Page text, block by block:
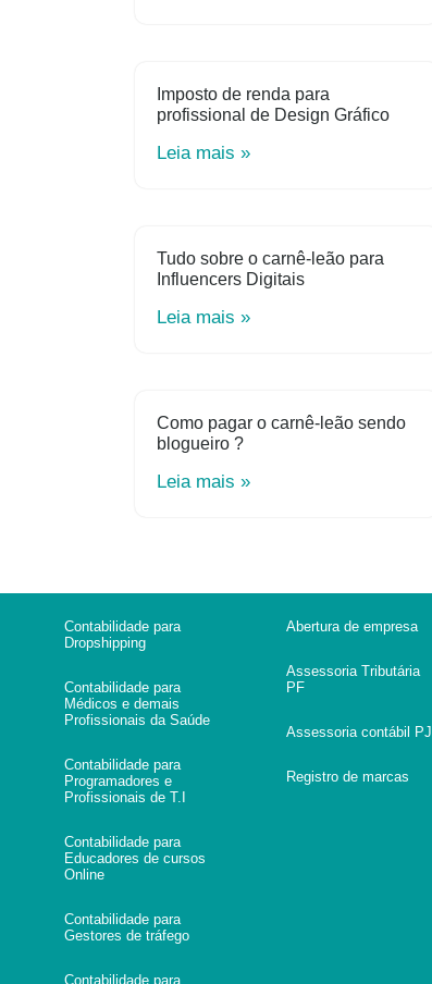
Imposto de renda para
profissional de Design Gráfico
Leia mais »
Tudo sobre o carnê-leão para
Influencers Digitais
Leia mais »
Como pagar o carnê-leão sendo
blogueiro ?
Leia mais »
Contabilidade para
Dropshipping
Contabilidade para
Médicos e demais
Profissionais da Saúde
Contabilidade para
Programadores e
Profissionais de T.I
Contabilidade para
Educadores de cursos
Online
Contabilidade para
Gestores de tráfego
Contabilidade para
Abertura de empresa
Assessoria Tributária
PF
Assessoria contábil PJ
Registro de marcas